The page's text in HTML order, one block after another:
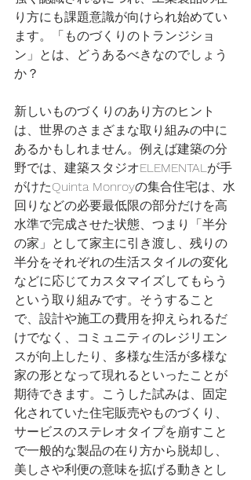
り方にも課題意識が向けられ始めてい
ます。「ものづくりのトランジショ
ン」とは、どうあるべきなのでしょう
か？
新しいものづくりのあり方のヒント
は、世界のさまざまな取り組みの中に
あるかもしれません。例えば建築の分
野では、建築スタジオELEMENTALが手
がけたQuinta Monroyの集合住宅は、水
回りなどの必要最低限の部分だけを高
水準で完成させた状態、つまり「半分
の家」として家主に引き渡し、残りの
半分をそれぞれの生活スタイルの変化
などに応じてカスタマイズしてもらう
という取り組みです。そうすること
で、設計や施工の費用を抑えられるだ
けでなく、コミュニティのレジリエン
スが向上したり、多様な生活が多様な
家の形となって現れるといったことが
期待できます。こうした試みは、固定
化されていた住宅販売やものづくり、
サービスのステレオタイプを崩すこと
で一般的な製品の在り方から脱却し、
美しさや利便の意味を拡げる動きとし